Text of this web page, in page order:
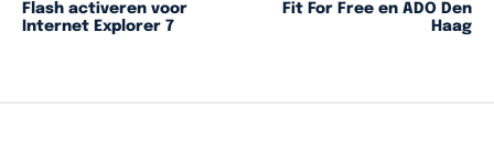
Flash activeren voor
Internet Explorer 7
Fit For Free en ADO Den
Haag